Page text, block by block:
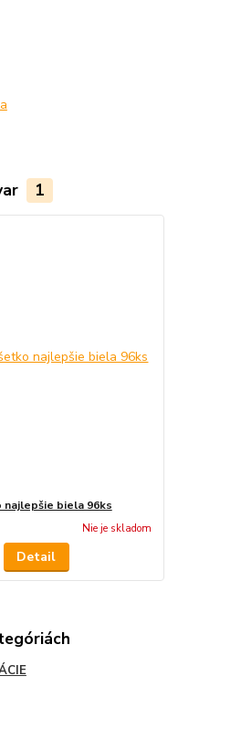
1
najlepšie biela 96ks
Nie je skladom
Detail